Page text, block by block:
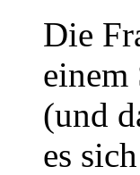
Die
einem
(und
es